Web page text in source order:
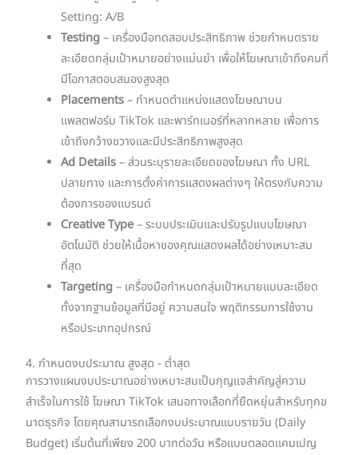
Setting: A/B
Testing– เครื่องมือทดสอบประสิทธิภาพ ช่วยกำหนดราย
ละเอียดกลุ่มเป้าหมายอย่างแม่นยำ เพื่อให้โฆษณาเข้าถึงคนที่
มีโอกาสตอบสนองสูงสุด
Placements– กำหนดตำแหน่งแสดงโฆษณาบน
แพลตฟอร์ม TikTok และพาร์ทเนอร์ที่หลากหลาย เพื่อการ
เข้าถึงกว้างขวางและมีประสิทธิภาพสูงสุด
Ad Details– ส่วนระบุรายละเอียดของโฆษณา ทั้ง URL
ปลายทาง และการตั้งค่าการแสดงผลต่างๆ ให้ตรงกับความ
ต้องการของแบรนด์
Creative Type– ระบบประเมินและปรับรูปแบบโฆษณา
อัตโนมัติ ช่วยให้เนื้อหาของคุณแสดงผลได้อย่างเหมาะสม
ที่สุด
Targeting– เครื่องมือกำหนดกลุ่มเป้าหมายแบบละเอียด
ทั้งจากฐานข้อมูลที่มีอยู่ ความสนใจ พฤติกรรมการใช้งาน
หรือประเภทอุปกรณ์
4. กำหนดงบประมาณ สูงสุด - ต่ำสุด
การวางแผนงบประมาณอย่างเหมาะสมเป็นกุญแจสำคัญสู่ความ
สำเร็จในการใช้ โฆษณา TikTok เสนอทางเลือกที่ยืดหยุ่นสำหรับทุกข
นาดธุรกิจ โดยคุณสามารถเลือกงบประมาณแบบรายวัน (Daily
Budget) เริ่มต้นที่เพียง 200 บาทต่อวัน หรือแบบตลอดแคมเปญ